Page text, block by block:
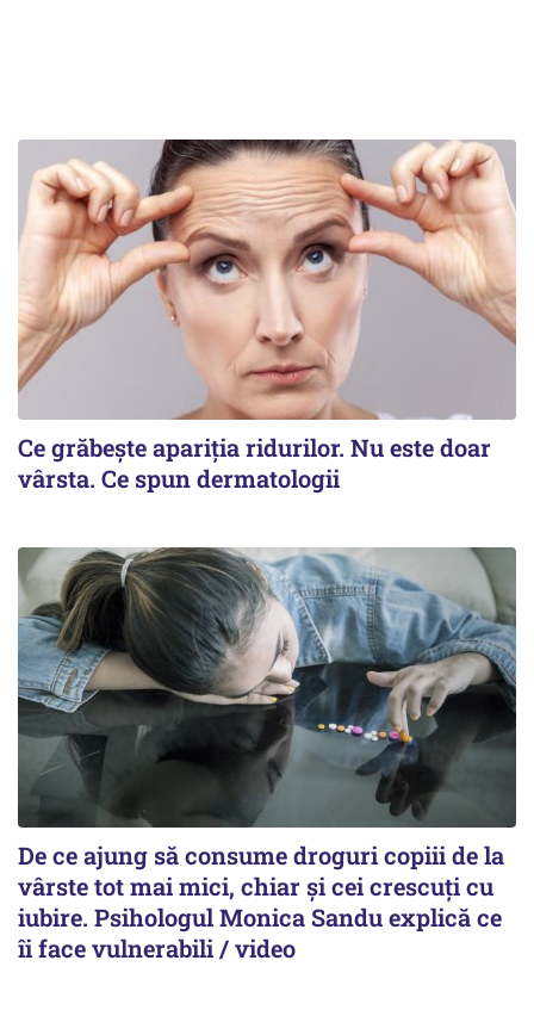
Ce grăbește apariția ridurilor. Nu este doar
vârsta. Ce spun dermatologii
De ce ajung să consume droguri copiii de la
vârste tot mai mici, chiar și cei crescuți cu
iubire. Psihologul Monica Sandu explică ce
îi face vulnerabili / video